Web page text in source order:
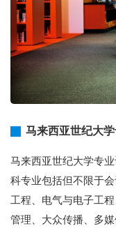
马来西亚世纪大
马来西亚世纪大学专
科专业包括但不限于
工程、电气与电子工
管理、大众传播、多